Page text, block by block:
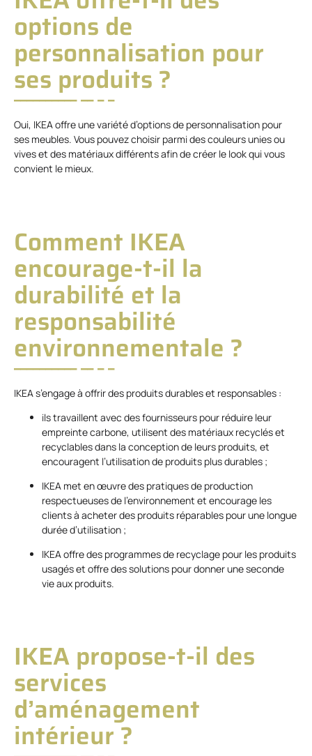
options de
personnalisation pour
ses produits ?
Oui, IKEA offre une variété d’options de personnalisation pour
ses meubles. Vous pouvez choisir parmi des couleurs unies ou
vives et des matériaux différents afin de créer le look qui vous
convient le mieux.
Comment IKEA
encourage-t-il la
durabilité et la
responsabilité
environnementale ?
IKEA s’engage à offrir des produits durables et responsables :
ils travaillent avec des fournisseurs pour réduire leur
empreinte carbone, utilisent des matériaux recyclés et
recyclables dans la conception de leurs produits, et
encouragent l’utilisation de produits plus durables ;
IKEA met en œuvre des pratiques de production
respectueuses de l’environnement et encourage les
clients à acheter des produits réparables pour une longue
durée d’utilisation ;
IKEA offre des programmes de recyclage pour les produits
usagés et offre des solutions pour donner une seconde
vie aux produits.
IKEA propose-t-il des
services
d’aménagement
intérieur ?